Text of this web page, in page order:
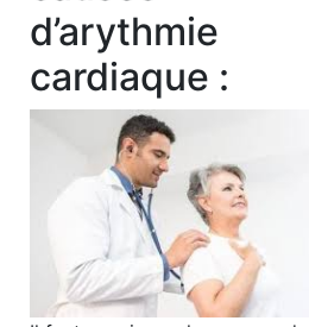
d’arythmie
cardiaque :